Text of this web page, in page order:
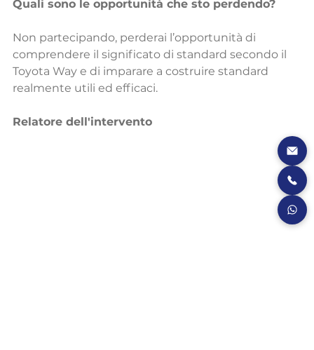
Quali sono le opportunità che sto perdendo?
Non partecipando, perderai l’opportunità di
comprendere il significato di standard secondo il
Toyota Way e di imparare a costruire standard
realmente utili ed efficaci.
Relatore dell'intervento